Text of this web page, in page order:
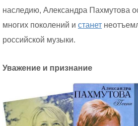
наследию, Александра Пахмутова
многих поколений и станет
российской музыки.
Уважение и признание